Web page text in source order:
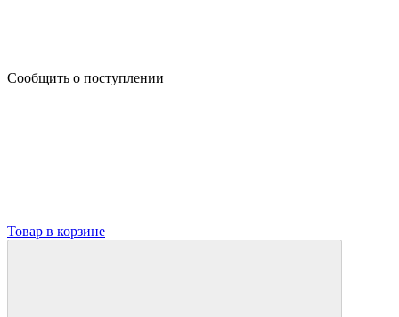
Сообщить о поступлении
Товар в корзине